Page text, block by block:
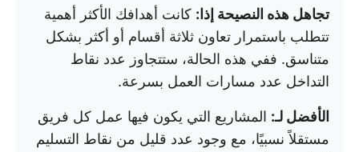
تجاهل هذه النصيحة إذا: كانت أهدافك الأكثر أهمية
تتطلب باستمرار تعاون ثلاثة أقسام أو أكثر بشكل
متناسق. ففي هذه الحالة، ستتجاوز عدد نقاط
التداخل عدد مسارات العمل بسرعة.
الأفضل لـ: المشاريع التي يكون فيها عمل كل فريق
مستقلاً نسبيًا، مع وجود عدد قليل من نقاط التسليم